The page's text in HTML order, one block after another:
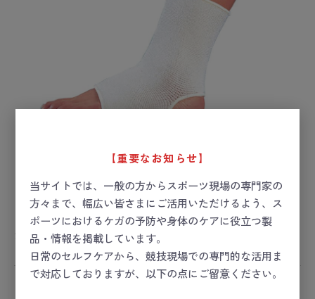
【重要なお知らせ】
当サイトでは、一般の方からスポーツ現場の専門家の
方々まで、幅広い皆さまにご活用いただけるよう、ス
ポーツにおけるケガの予防や身体のケアに役立つ製
品・情報を掲載しています。
日常のセルフケアから、競技現場での専門的な活用ま
で対応しておりますが、以下の点にご留意ください。
シルクサポーター 足首用
お届け目安：1週間以内